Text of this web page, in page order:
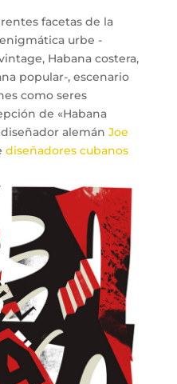
facetas de la
urbe -
Habana costera,
popular-, escenario
como seres
de «Habana
alemán Joe
diseñadores cubanos